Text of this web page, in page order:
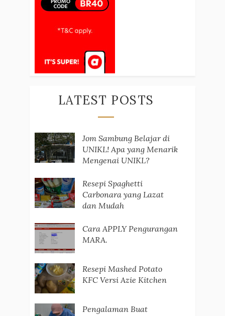
LATEST POSTS
Jom Sambung Belajar di
UNIKL! Apa yang Menarik
Mengenai UNIKL?
Resepi Spaghetti
Carbonara yang Lazat
dan Mudah
Cara APPLY Pengurangan
MARA.
Resepi Mashed Potato
KFC Versi Azie Kitchen
Pengalaman Buat